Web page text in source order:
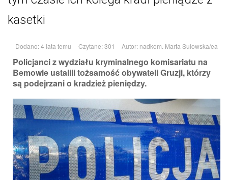
kasetki
Dodano: 4 lata temu Czytane: 301 Autor: nadkom. Marta Sulowska/ea
Policjanci z wydziału kryminalnego komisariatu na
Bemowie ustalili tożsamość obywateli Gruzji, którzy
są podejrzani o kradzież pieniędzy.